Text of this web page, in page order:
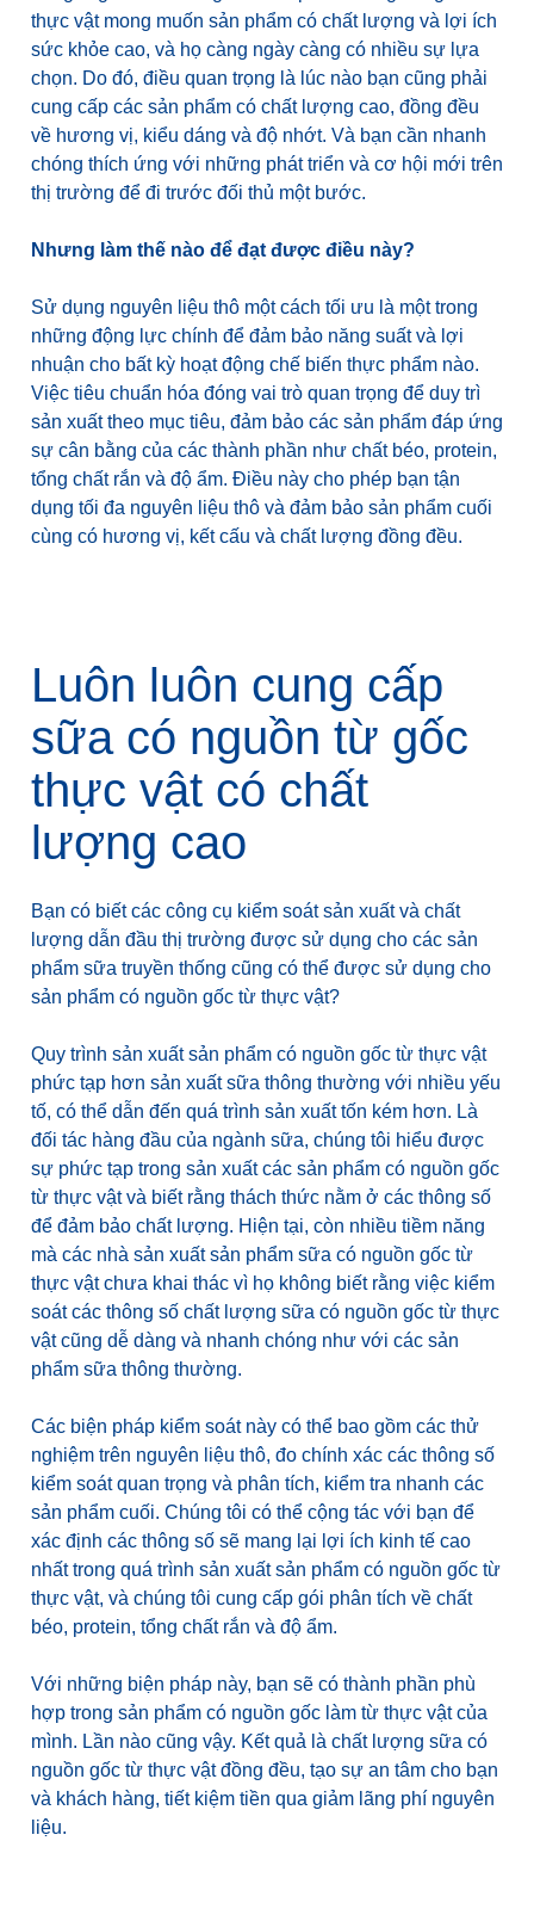
thực vật mong muốn sản phẩm có chất lượng và lợi ích
sức khỏe cao, và họ càng ngày càng có nhiều sự lựa
chọn. Do đó, điều quan trọng là lúc nào bạn cũng phải
cung cấp các sản phẩm có chất lượng cao, đồng đều
về hương vị, kiểu dáng và độ nhớt. Và bạn cần nhanh
chóng thích ứng với những phát triển và cơ hội mới trên
thị trường để đi trước đối thủ một bước.
Nhưng làm thế nào để đạt được điều này?
Sử dụng nguyên liệu thô một cách tối ưu là một trong
những động lực chính để đảm bảo năng suất và lợi
nhuận cho bất kỳ hoạt động chế biến thực phẩm nào.
Việc tiêu chuẩn hóa đóng vai trò quan trọng để duy trì
sản xuất theo mục tiêu, đảm bảo các sản phẩm đáp ứng
sự cân bằng của các thành phần như chất béo, protein,
tổng chất rắn và độ ẩm. Điều này cho phép bạn tận
dụng tối đa nguyên liệu thô và đảm bảo sản phẩm cuối
cùng có hương vị, kết cấu và chất lượng đồng đều.
Luôn luôn cung cấp
sữa có nguồn từ gốc
thực vật có chất
lượng cao
Bạn có biết các công cụ kiểm soát sản xuất và chất
lượng dẫn đầu thị trường được sử dụng cho các sản
phẩm sữa truyền thống cũng có thể được sử dụng cho
sản phẩm có nguồn gốc từ thực vật?
Quy trình sản xuất sản phẩm có nguồn gốc từ thực vật
phức tạp hơn sản xuất sữa thông thường với nhiều yếu
tố, có thể dẫn đến quá trình sản xuất tốn kém hơn. Là
đối tác hàng đầu của ngành sữa, chúng tôi hiểu được
sự phức tạp trong sản xuất các sản phẩm có nguồn gốc
từ thực vật và biết rằng thách thức nằm ở các thông số
để đảm bảo chất lượng. Hiện tại, còn nhiều tiềm năng
mà các nhà sản xuất sản phẩm sữa có nguồn gốc từ
thực vật chưa khai thác vì họ không biết rằng việc kiểm
soát các thông số chất lượng sữa có nguồn gốc từ thực
vật cũng dễ dàng và nhanh chóng như với các sản
phẩm sữa thông thường.
Các biện pháp kiểm soát này có thể bao gồm các thử
nghiệm trên nguyên liệu thô, đo chính xác các thông số
kiểm soát quan trọng và phân tích, kiểm tra nhanh các
sản phẩm cuối. Chúng tôi có thể cộng tác với bạn để
xác định các thông số sẽ mang lại lợi ích kinh tế cao
nhất trong quá trình sản xuất sản phẩm có nguồn gốc từ
thực vật, và chúng tôi cung cấp gói phân tích về chất
béo, protein, tổng chất rắn và độ ẩm.
Với những biện pháp này, bạn sẽ có thành phần phù
hợp trong sản phẩm có nguồn gốc làm từ thực vật của
mình. Lần nào cũng vậy. Kết quả là chất lượng sữa có
nguồn gốc từ thực vật đồng đều, tạo sự an tâm cho bạn
và khách hàng, tiết kiệm tiền qua giảm lãng phí nguyên
liệu.